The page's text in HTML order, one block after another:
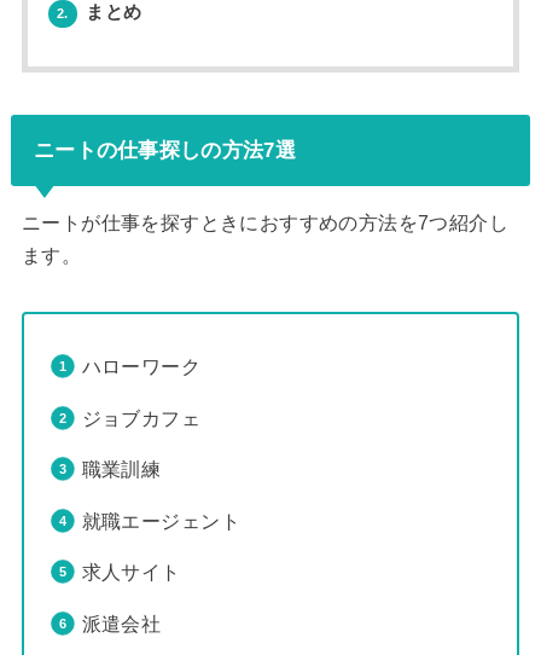
2. まとめ
ニートの仕事探しの方法7選
ニートが仕事を探すときにおすすめの方法を7つ紹介し
ます。
ハローワーク
ジョブカフェ
職業訓練
就職エージェント
求人サイト
派遣会社